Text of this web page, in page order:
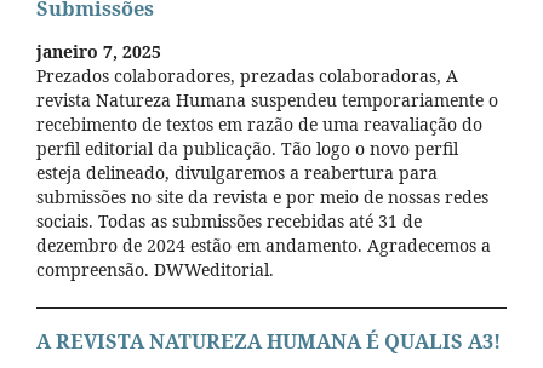
Submissões
janeiro 7, 2025
Prezados colaboradores, prezadas colaboradoras, A
revista Natureza Humana suspendeu temporariamente o
recebimento de textos em razão de uma reavaliação do
perfil editorial da publicação. Tão logo o novo perfil
esteja delineado, divulgaremos a reabertura para
submissões no site da revista e por meio de nossas redes
sociais. Todas as submissões recebidas até 31 de
dezembro de 2024 estão em andamento. Agradecemos a
compreensão. DWWeditorial.
A REVISTA NATUREZA HUMANA É QUALIS A3!